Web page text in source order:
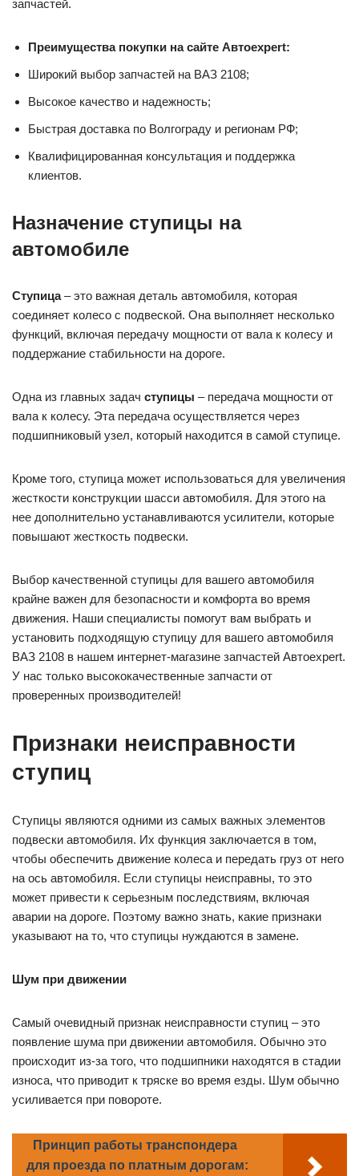
запчастей.
Преимущества покупки на сайте Автоexpert:
Широкий выбор запчастей на ВАЗ 2108;
Высокое качество и надежность;
Быстрая доставка по Волгограду и регионам РФ;
Квалифицированная консультация и поддержка
клиентов.
Назначение ступицы на
автомобиле
Ступица– это важная деталь автомобиля, которая
соединяет колесо с подвеской. Она выполняет несколько
функций, включая передачу мощности от вала к колесу и
поддержание стабильности на дороге.
Одна из главных задач ступицы – передача мощности от
вала к колесу. Эта передача осуществляется через
подшипниковый узел, который находится в самой ступице.
Кроме того, ступица может использоваться для увеличения
жесткости конструкции шасси автомобиля. Для этого на
нее дополнительно устанавливаются усилители, которые
повышают жесткость подвески.
Выбор качественной ступицы для вашего автомобиля
крайне важен для безопасности и комфорта во время
движения. Наши специалисты помогут вам выбрать и
установить подходящую ступицу для вашего автомобиля
ВАЗ 2108 в нашем интернет-магазине запчастей Автоexpert.
У нас только высококачественные запчасти от
проверенных производителей!
Признаки неисправности
ступиц
Ступицы являются одними из самых важных элементов
подвески автомобиля. Их функция заключается в том,
чтобы обеспечить движение колеса и передать груз от него
на ось автомобиля. Если ступицы неисправны, то это
может привести к серьезным последствиям, включая
аварии на дороге. Поэтому важно знать, какие признаки
указывают на то, что ступицы нуждаются в замене.
Шум при движении
Самый очевидный признак неисправности ступиц – это
появление шума при движении автомобиля. Обычно это
происходит из-за того, что подшипники находятся в стадии
износа, что приводит к тряске во время езды. Шум обычно
усиливается при повороте.
Принцип работы транспондера
для проезда по платным дорогам: